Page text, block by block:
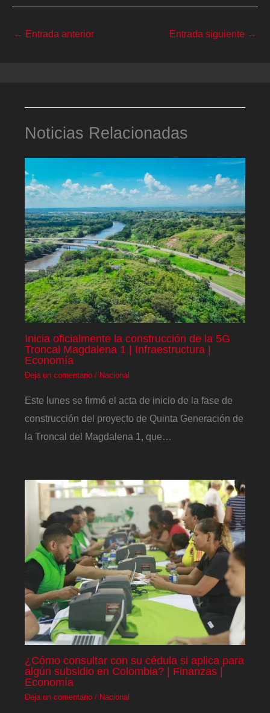
← Entrada anterior Entrada siguiente →
Noticias Relacionadas
Inicia oficialmente la construcción de la 5G
Troncal Magdalena 1 | Infraestructura |
Economía
Deja un comentario / Nacional
Este lunes se firmó el acta de inicio de la fase de
construcción del proyecto de Quinta Generación de
la Troncal del Magdalena 1, que…
¿Cómo consultar con su cédula si aplica para
algún subsidio en Colombia? | Finanzas |
Economía
Deja un comentario / Nacional